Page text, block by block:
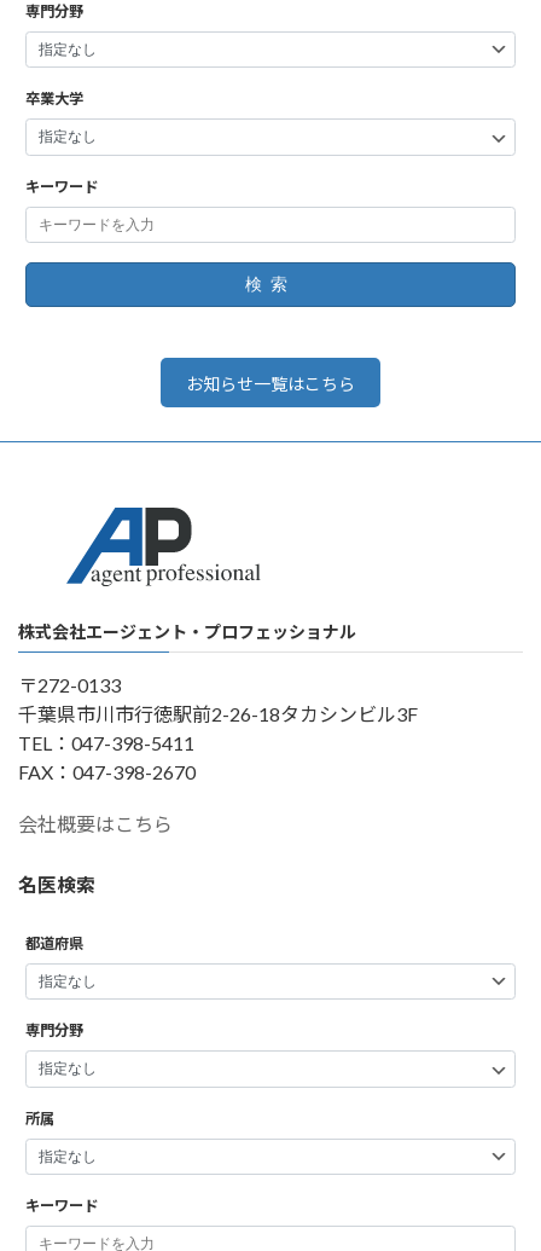
専門分野
卒業大学
キーワード
検索
お知らせ一覧はこちら
株式会社エージェント・プロフェッショナル
〒272-0133
千葉県市川市行徳駅前2-26-18タカシンビル3F
TEL：047-398-5411
FAX：047-398-2670
会社概要はこちら
名医検索
都道府県
専門分野
所属
キーワード